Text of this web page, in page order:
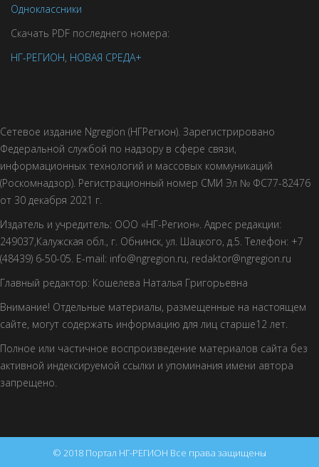
Одноклассники
Скачать PDF последнего номера:
НГ-РЕГИОН, НОВАЯ СРЕДА+
Сетевое издание Ngregion (НГРегион). Зарегистрировано
Федеральной службой по надзору в сфере связи,
информационных технологий и массовых коммуникаций
(Роскомнадзор). Регистрационный номер СМИ Эл № ФС77-82476
от 30 декабря 2021 г.
Издатель и учредитель: ООО «НГ-Регион». Адрес редакции:
249037,Калужская обл., г. Обнинск, ул. Шацкого, д.5. Телефон: +7
(48439) 6-50-05. E-mail: info@ngregion.ru, redaktor@ngregion.ru
Главный редактор: Кошелева Наталья Григорьевна
Внимание! Отдельные материалы, размещенные на настоящем
сайте, могут содержать информацию для лиц старше12 лет.
Полное или частичное воспроизведение материалов сайта без
активной индексируемой ссылки и упоминания имени автора
запрещено.
© 2018 Портал НГ-РЕГИОН Все права защищены